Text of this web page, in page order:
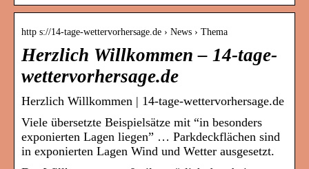
http s://14-tage-wettervorhersage.de › News › Thema
Herzlich Willkommen – 14-tage-
wettervorhersage.de
Herzlich Willkommen | 14-tage-wettervorhersage.de
Viele übersetzte Beispielsätze mit “in besonders
exponierten Lagen liegen” … Parkdeckflächen sind
in exponierten Lagen Wind und Wetter ausgesetzt.